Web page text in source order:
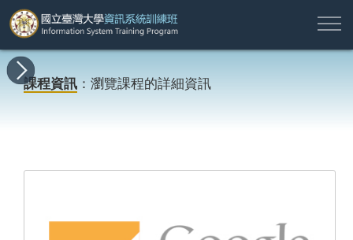
所
有
課
新
消
程
地
資
簡
業
名
名
資
於
本
願
專
註
入
課程資訊 ：瀏覽課程的詳細資訊